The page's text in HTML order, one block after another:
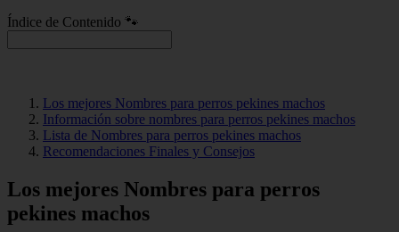
Índice de Contenido 🐾
Los mejores Nombres para perros pekines machos
Información sobre nombres para perros pekines machos
Lista de Nombres para perros pekines machos
Recomendaciones Finales y Consejos
Los mejores Nombres para perros
pekines machos